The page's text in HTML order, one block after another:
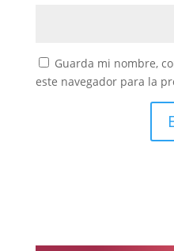
Guarda mi nombre,
este navegador para la